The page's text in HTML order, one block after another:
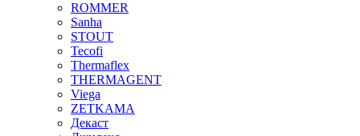
ROMMER
Sanha
STOUT
Tecofi
Thermaflex
THERMAGENT
Viega
ZETKAMA
Декаст